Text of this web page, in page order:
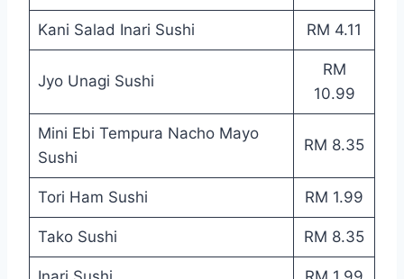
Kani Salad Inari Sushi RM 4.11
Jyo Unagi Sushi
RM
10.99
Mini Ebi Tempura Nacho Mayo
Sushi
RM 8.35
Tori Ham Sushi RM 1.99
Tako Sushi RM 8.35